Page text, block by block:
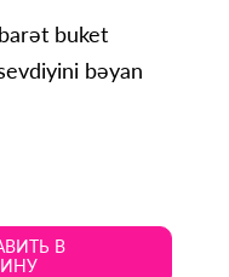
buket
bəyan
В